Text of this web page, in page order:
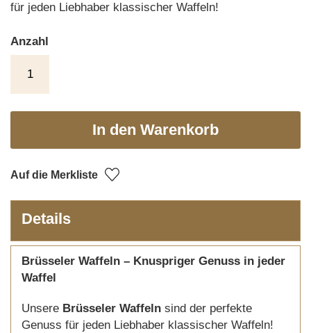
für jeden Liebhaber klassischer Waffeln!
Anzahl
In den Warenkorb
Auf die Merkliste
Details
Brüsseler Waffeln – Knuspriger Genuss in jeder
Waffel
Unsere Brüsseler Waffeln sind der perfekte
Genuss für jeden Liebhaber klassischer Waffeln!